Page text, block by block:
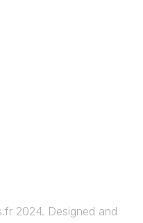
2024. Designed and